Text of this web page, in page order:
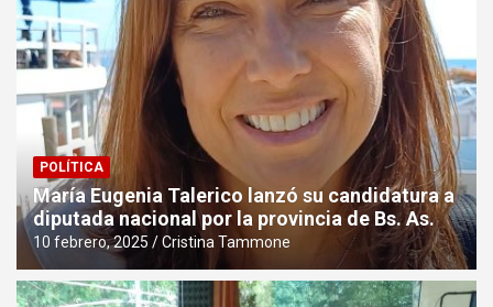
POLÍTICA
María Eugenia Talerico lanzó su candidatura a
diputada nacional por la provincia de Bs. As.
10 febrero, 2025 Cristina Tammone